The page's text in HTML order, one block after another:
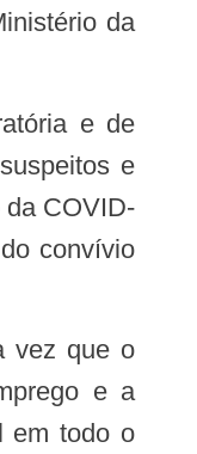
da
e
da COVID-
convívio
e a
em todo o